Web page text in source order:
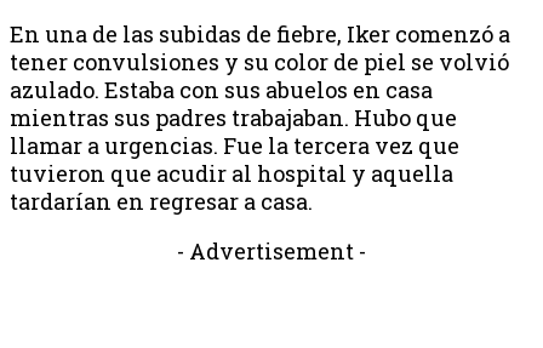
En una de las subidas de fiebre, Iker comenzó a
tener convulsiones y su color de piel se volvió
azulado. Estaba con sus abuelos en casa
mientras sus padres trabajaban. Hubo que
llamar a urgencias. Fue la tercera vez que
tuvieron que acudir al hospital y aquella
tardarían en regresar a casa.
- Advertisement -